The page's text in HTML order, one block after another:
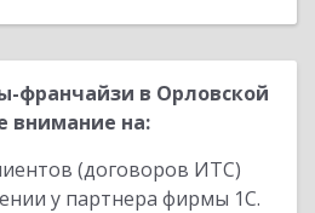
франчайзи в Орловской
внимание на:
(договоров ИТС)
у партнера фирмы 1С.